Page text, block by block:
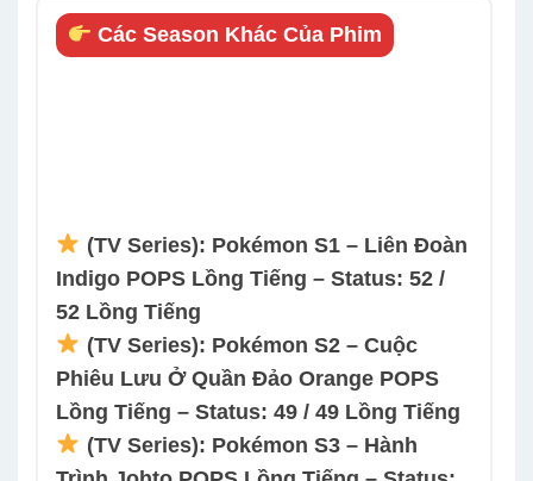
Các Season Khác Của Phim
(TV Series): Pokémon S1 – Liên Đoàn
Indigo POPS Lồng Tiếng – Status: 52 /
52 Lồng Tiếng
(TV Series): Pokémon S2 – Cuộc
Phiêu Lưu Ở Quần Đảo Orange POPS
Lồng Tiếng – Status: 49 / 49 Lồng Tiếng
(TV Series): Pokémon S3 – Hành